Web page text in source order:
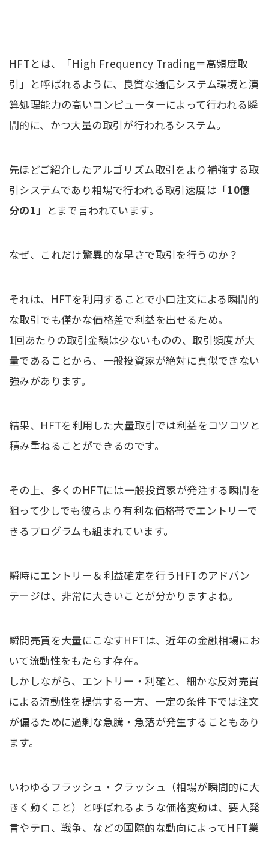
HFTとは、「High Frequency Trading＝高頻度取
引」と呼ばれるように、良質な通信システム環境と演
算処理能力の高いコンピューターによって行われる瞬
間的に、かつ大量の取引が行われるシステム。
先ほどご紹介したアルゴリズム取引をより補強する取
引システムであり相場で行われる取引速度は「10億
分の1」とまで言われています。
なぜ、これだけ驚異的な早さで取引を行うのか？
それは、HFTを利用することで小口注文による瞬間的
な取引でも僅かな価格差で利益を出せるため。
1回あたりの取引金額は少ないものの、取引頻度が大
量であることから、一般投資家が絶対に真似できない
強みがあります。
結果、HFTを利用した大量取引では利益をコツコツと
積み重ねることができるのです。
その上、多くのHFTには一般投資家が発注する瞬間を
狙って少しでも彼らより有利な価格帯でエントリーで
きるプログラムも組まれています。
瞬時にエントリー＆利益確定を行うHFTのアドバン
テージは、非常に大きいことが分かりますよね。
瞬間売買を大量にこなすHFTは、近年の金融相場にお
いて流動性をもたらす存在。
しかしながら、エントリー・利確と、細かな反対売買
による流動性を提供する一方、一定の条件下では注文
が偏るために過剰な急騰・急落が発生することもあり
ます。
いわゆるフラッシュ・クラッシュ（相場が瞬間的に大
きく動くこと）と呼ばれるような価格変動は、要人発
言やテロ、戦争、などの国際的な動向によってHFT業